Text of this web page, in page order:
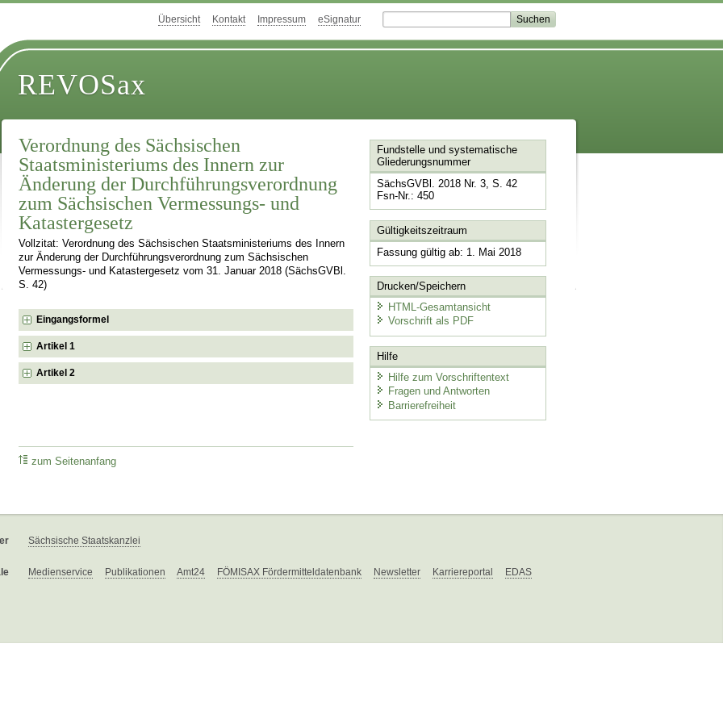
Übersicht Kontakt Impressum eSignatur
REVOSax
Verordnung des Sächsischen
Staatsministeriums des Innern zur
Änderung der Durchführungsverordnung
zum Sächsischen Vermessungs- und
Katastergesetz
Vollzitat: Verordnung des Sächsischen Staatsministeriums des Innern
zur Änderung der Durchführungsverordnung zum Sächsischen
Vermessungs- und Katastergesetz vom 31. Januar 2018 (SächsGVBl.
S. 42)
Eingangsformel
Artikel 1
Artikel 2
zum Seitenanfang
Fundstelle und systematische
Gliederungsnummer
SächsGVBl. 2018 Nr. 3, S. 42
Fsn-Nr.: 450
Gültigkeitszeitraum
Fassung gültig ab: 1. Mai 2018
Drucken/Speichern
HTML-Gesamtansicht
Vorschrift als PDF
Hilfe
Hilfe zum Vorschriftentext
Fragen und Antworten
Barrierefreiheit
Sächsische Staatskanzlei
Medienservice Publikationen Amt24 FÖMISAX Fördermitteldatenbank Newsletter Karriereportal EDAS